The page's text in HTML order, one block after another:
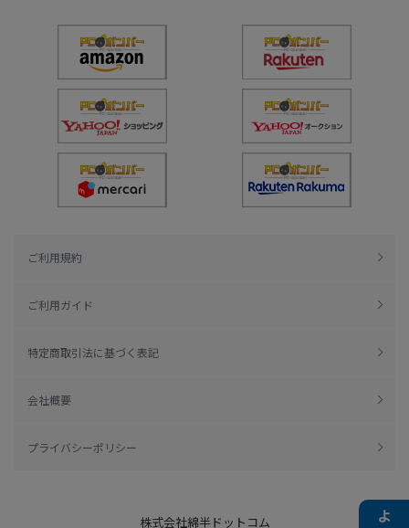
ご利用規約
ご利用ガイド
特定商取引法に基づく表記
会社概要
プライバシーポリシー
株式会社綿半ドットコム